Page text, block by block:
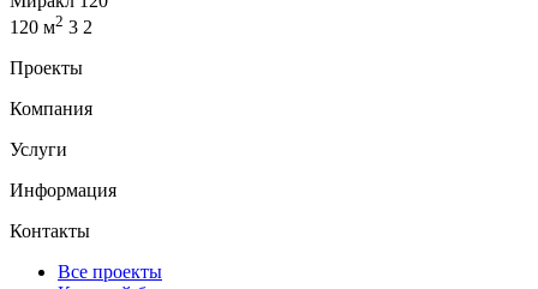
120 м2 3 2
Проекты
Компания
Услуги
Информация
Контакты
Все проекты